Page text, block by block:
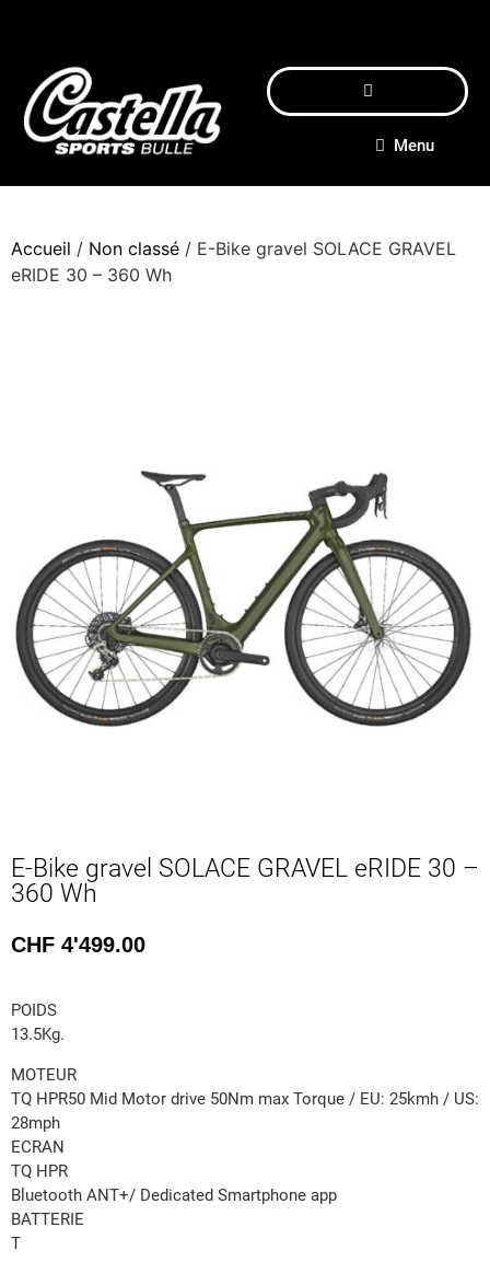
Menu
Accueil / Non classé / E-Bike gravel SOLACE GRAVEL
eRIDE 30 – 360 Wh
E-Bike gravel SOLACE GRAVEL eRIDE 30 –
360 Wh
CHF 4'499.00
POIDS
13.5Kg.
MOTEUR
TQ HPR50 Mid Motor drive 50Nm max Torque / EU: 25kmh / US:
28mph
ECRAN
TQ HPR
Bluetooth ANT+/ Dedicated Smartphone app
BATTERIE
T